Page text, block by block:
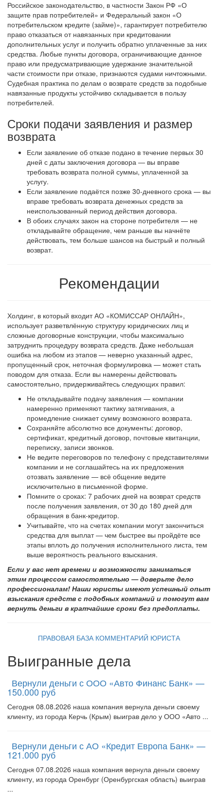
Российское законодательство, в частности Закон РФ «О
защите прав потребителей» и Федеральный закон «О
потребительском кредите (займе)», гарантирует потребителю
право отказаться от навязанных при кредитовании
дополнительных услуг и получить обратно уплаченные за них
средства. Любые пункты договора, ограничивающие данное
право или предусматривающие удержание значительной
части стоимости при отказе, признаются судами ничтожными.
Судебная практика по делам о возврате средств за подобные
навязанные продукты устойчиво складывается в пользу
потребителей.
Сроки подачи заявления и размер
возврата
Если заявление об отказе подано в течение первых 30
дней с даты заключения договора — вы вправе
требовать возврата полной суммы, уплаченной за
услугу.
Если заявление подаётся позже 30-дневного срока — вы
вправе требовать возврата денежных средств за
неиспользованный период действия договора.
В обоих случаях закон на стороне потребителя — не
откладывайте обращение, чем раньше вы начнёте
действовать, тем больше шансов на быстрый и полный
возврат.
Рекомендации
Холдинг, в который входит АО «КОМИССАР ОНЛАЙН»,
использует разветвлённую структуру юридических лиц и
сложные договорные конструкции, чтобы максимально
затруднить процедуру возврата средств. Даже небольшая
ошибка на любом из этапов — неверно указанный адрес,
пропущенный срок, неточная формулировка — может стать
поводом для отказа. Если вы намерены действовать
самостоятельно, придерживайтесь следующих правил:
Не откладывайте подачу заявления — компании
намеренно применяют тактику затягивания, а
промедление снижает сумму возможного возврата.
Сохраняйте абсолютно все документы: договор,
сертификат, кредитный договор, почтовые квитанции,
переписку, записи звонков.
Не ведите переговоров по телефону с представителями
компании и не соглашайтесь на их предложения
отозвать заявление — всё общение ведите
исключительно в письменной форме.
Помните о сроках: 7 рабочих дней на возврат средств
после получения заявления, от 30 до 180 дней для
обращения в банк-кредитор.
Учитывайте, что на счетах компании могут закончиться
средства для выплат — чем быстрее вы пройдёте все
этапы вплоть до получения исполнительного листа, тем
выше вероятность реального взыскания.
Если у вас нет времени и возможности заниматься
этим процессом самостоятельно — доверьте дело
профессионалам! Наши юристы имеют успешный опыт
взыскания средств с подобных компаний и помогут вам
вернуть деньги в кратчайшие сроки без предоплаты.
ПРАВОВАЯ БАЗА КОММЕНТАРИЙ ЮРИСТА
Выигранные дела
Вернули деньги с ООО «Авто Финанс Банк» —
150.000 руб
Сегодня 08.08.2026 наша компания вернула деньги своему
клиенту, из города Керчь (Крым) выиграв дело у ООО «Авто ...
Вернули деньги с АО «Кредит Европа Банк» —
121.000 руб
Сегодня 07.08.2026 наша компания вернула деньги своему
клиенту, из города Оренбург (Оренбургская область) выиграв
...